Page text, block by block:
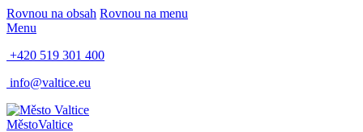
Rovnou na obsah Rovnou na menu
Menu
+420 519 301 400
info@valtice.eu
MěstoValtice